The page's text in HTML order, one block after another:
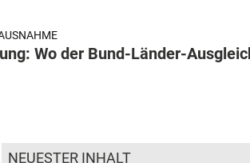
Wo der Bund-Länder-
NEUESTER INHALT